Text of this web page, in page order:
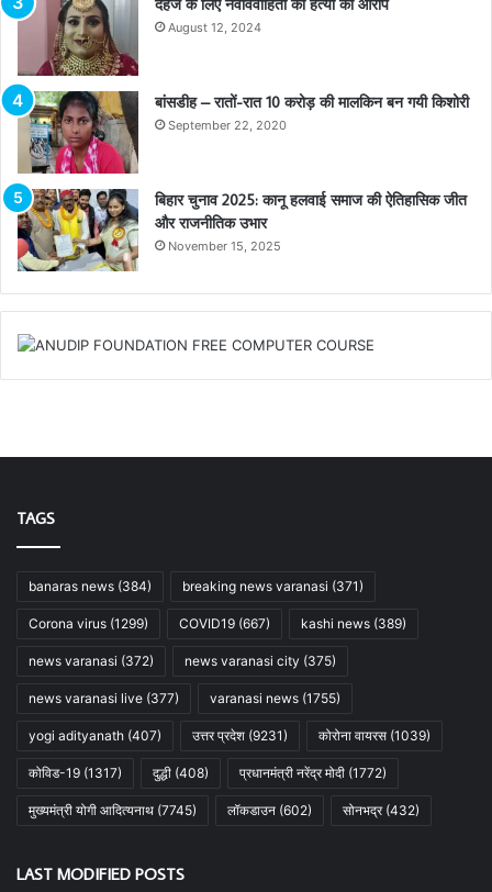
दहेज के लिए नवविवाहिता की हत्या का आरोप
August 12, 2024
बांसडीह – रातों-रात 10 करोड़ की मालकिन बन गयी किशोरी
September 22, 2020
बिहार चुनाव 2025: कानू हलवाई समाज की ऐतिहासिक जीत
और राजनीतिक उभार
November 15, 2025
TAGS
banaras news (384) breaking news varanasi (371)
Corona virus (1299) COVID19 (667) kashi news (389)
news varanasi (372) news varanasi city (375)
news varanasi live (377) varanasi news (1755)
yogi adityanath (407) उत्तर प्रदेश (9231) कोरोना वायरस (1039)
कोविड-19 (1317) दुद्धी (408) प्रधानमंत्री नरेंद्र मोदी (1772)
मुख्यमंत्री योगी आदित्यनाथ (7745) लॉकडाउन (602) सोनभद्र(432)
LAST MODIFIED POSTS